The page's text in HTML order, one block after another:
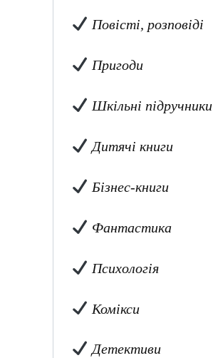
Повісті, розповіді
Пригоди
Шкільні підручники
Дитячі книги
Бізнес-книги
Фантастика
Психологія
Комікси
Детективи